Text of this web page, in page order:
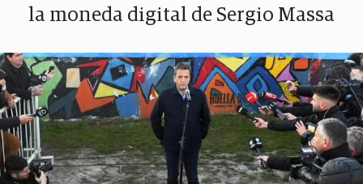
la moneda digital de Sergio Massa